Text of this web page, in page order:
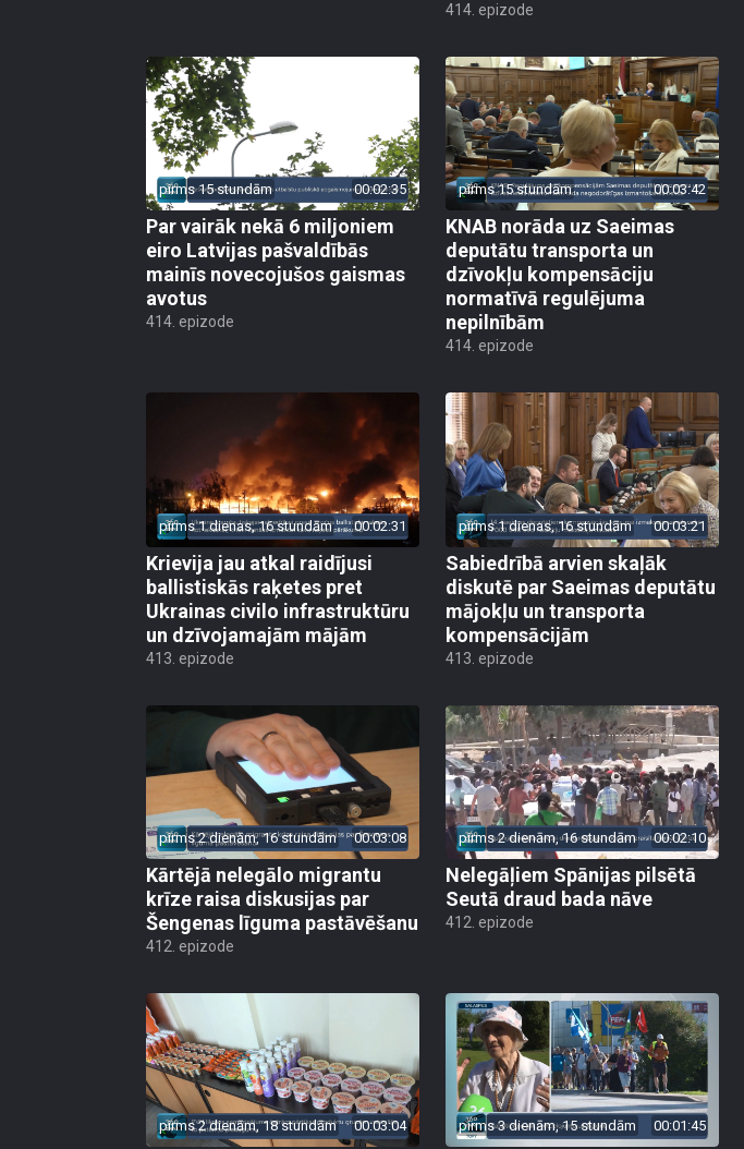
414. epizode
pirms 15 stundām 00:02:35
Par vairāk nekā 6 miljoniem
eiro Latvijas pašvaldībās
mainīs novecojušos gaismas
avotus
414. epizode
pirms 15 stundām 00:03:42
KNAB norāda uz Saeimas
deputātu transporta un
dzīvokļu kompensāciju
normatīvā regulējuma
nepilnībām
414. epizode
pirms 1 dienas, 16 stundām 00:02:31
Krievija jau atkal raidījusi
ballistiskās raķetes pret
Ukrainas civilo infrastruktūru
un dzīvojamajām mājām
413. epizode
pirms 1 dienas, 16 stundām 00:03:21
Sabiedrībā arvien skaļāk
diskutē par Saeimas deputātu
mājokļu un transporta
kompensācijām
413. epizode
pirms 2 dienām, 16 stundām 00:03:08
Kārtējā nelegālo migrantu
krīze raisa diskusijas par
Šengenas līguma pastāvēšanu
412. epizode
pirms 2 dienām, 16 stundām 00:02:10
Nelegāļiem Spānijas pilsētā
Seutā draud bada nāve
412. epizode
pirms 2 dienām, 18 stundām 00:03:04 pirms 3 dienām, 15 stundām 00:01:45